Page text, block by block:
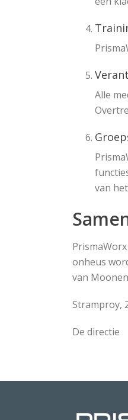
Alle
van
onheus
van
Stramproy,
De directie